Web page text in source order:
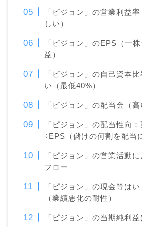
「ピジョン」の営業利益
しい）
「ピジョン」のEPS（一
益）
「ピジョン」の自己資本
い（最低40%）
「ピジョン」の配当金（高
「ピジョン」の配当性向
÷EPS（儲けの何割を配当
「ピジョン」の営業活動
フロー
「ピジョン」の現金等は
（業績悪化の耐性）
「ピジョン」の当期純利